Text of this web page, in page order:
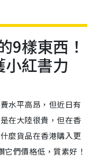
9樣東西！
紅書力
水平高昂，但近日有
在大陸很貴，但在香
麼貨品在香港購入更
們價格低，質素好！